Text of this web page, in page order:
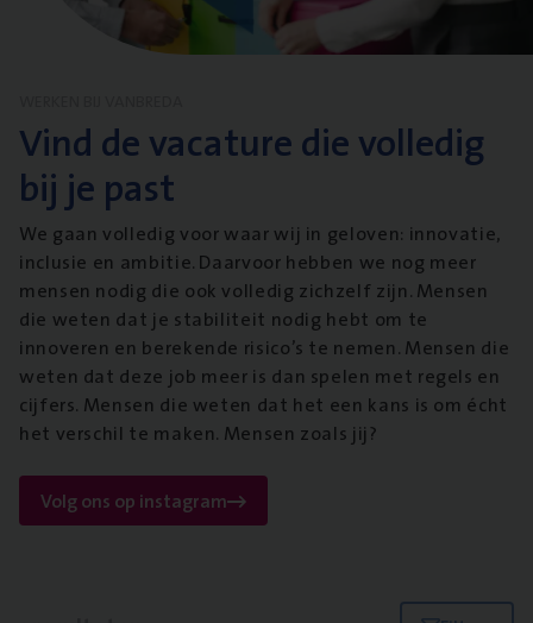
Vind de vacature die volledig
bij je past
We gaan volledig voor waar wij in geloven: innovatie,
inclusie en ambitie. Daarvoor hebben we nog meer
mensen nodig die ook volledig zichzelf zijn. Mensen
die weten dat je stabiliteit nodig hebt om te
innoveren en berekende risico’s te nemen. Mensen die
weten dat deze job meer is dan spelen met regels en
cijfers. Mensen die weten dat het een kans is om écht
het verschil te maken. Mensen zoals jij?
Volg ons op instagram